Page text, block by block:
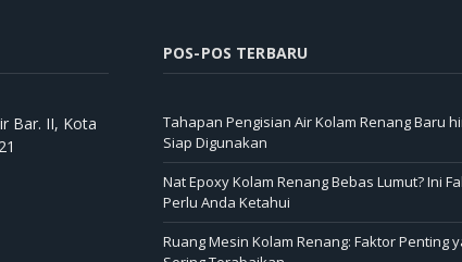
Bar. II, Kota
POS-POS TERBARU
Tahapan Pengisian Air Kolam Renang Baru
Siap Digunakan
Nat Epoxy Kolam Renang Bebas Lumut? Ini
Perlu Anda Ketahui
Ruang Mesin Kolam Renang: Faktor Penting